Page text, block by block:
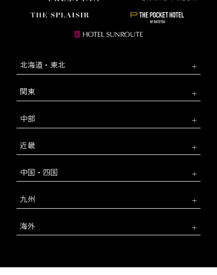
北海道・東北
関東
中部
近畿
中国・四国
九州
海外